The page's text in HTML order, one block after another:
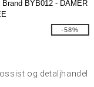
Brand BYB012 - DAMER
-58%
og detaljhandel